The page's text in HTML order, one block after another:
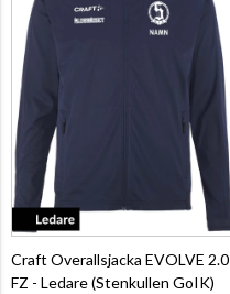
Craft Overallsjacka EVOLVE 2.0
FZ - Ledare (Stenkullen GoIK)